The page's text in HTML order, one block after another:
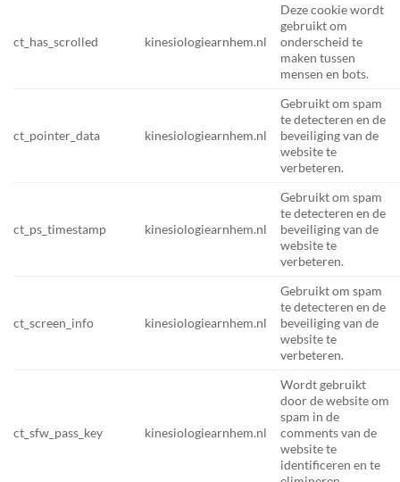
ct_has_scrolled kinesiologiearnhem.nl
Deze cookie wordt
gebruikt om
onderscheid te
maken tussen
mensen en bots.
ct_pointer_data kinesiologiearnhem.nl
Gebruikt om spam
te detecteren en de
beveiliging van de
website te
verbeteren.
ct_ps_timestamp kinesiologiearnhem.nl
Gebruikt om spam
te detecteren en de
beveiliging van de
website te
verbeteren.
ct_screen_info kinesiologiearnhem.nl
Gebruikt om spam
te detecteren en de
beveiliging van de
website te
verbeteren.
ct_sfw_pass_key kinesiologiearnhem.nl
Wordt gebruikt
door de website om
spam in de
comments van de
website te
identificeren en te